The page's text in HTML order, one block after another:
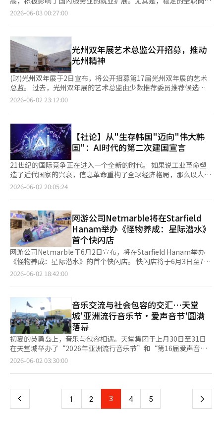
术、体育赞助等公众曝光度高的领域不同，保军的性质有所不同。
尽管如此，李重根董事长长期以来对保军领域的关注值得肯定。
持并不是某一天突然冒出的想法，而是长期以来保军哲学的一个侧
面。 保军与防务看似是不同的道路，但最终指向同一个目标。
《亚洲经济》对此深表认同。《亚洲经济》举办保军新春文艺比
赛，记录为国家奉献者的生活、牺牲及其精神，并将其以文学和记
录的形式保存下来。此外，通过防务论坛持续关注K-防务的未来和
国家安全的重要性。 保军新春文艺比赛是重温安全精神价值的活
动，而防务论坛则是讨论安全产业基础的场所。保军与防务看似是
努力。在这一点上，《亚洲经济》将李重根的行动视为不仅仅是企
业营销，而是我们社会共同思考的共同体价值的实践。 如今，韩
国正迈向世界第十大经济体和全球防务强国。然而，仅靠经济实力
和军事力量并不能完成国家的力量。只有在尊重和记住为国家奉献
者的文化得到支持时，共同体的力量才能得以持续。 企业通过利
益成长，但尊重源于价值。兵役名门家折扣可能是一个小制度，但
其背后30多年的实践和哲学绝非微不足道。 李重根向我们社会传
家奉献的人？※ 本报道经人工智能（AI）系统翻译与编辑。
·卡拉扬曾称赞这里为“优秀的大厅”。 这座建筑的设计师是已
故的严德文。他将世宗文化会馆定义为“首尔的客厅”，将传统韩
大剧院是内宅，而小型音乐厅和M剧院、S剧院则相当于外宅。 当
时朴正熙总统强烈要求将设计改为瓦屋顶，但严先生坚持认为可以
通过回廊和屋檐的曲线来保留传统，最终完成了现在的建筑。 以
舞台为基准，大剧院左侧墙面上装满了管风琴，这是这个空间最伟
大的遗产。它是专门从德国卡尔斯鲁厄定制的，安装和调音共耗时
13个月，涉及1400名德国技术人员，总共动用了4000人。管风琴
有8098根管子，6个键盘，高11米，宽7米，重达45吨，现值约为
6000万元。它的外形融合了古筝的形状和传统瓦屋檐的曲线，甚
无法察觉，但舞台背后隐藏着比可见区域更广阔的辅助空间。当我
走进工作人员汗水浸透的“舞台右侧”，正值音乐剧《贝多芬》彩
排准备，舞台后方仿佛一个巨大的有机体在运转。 直径17米的重
型旋转舞台，转动90度需27秒，转动180度需55秒。内部隐藏着主
角可以从地面上下升降的升降平台。天花板上悬挂着43根吊杆，地
下无尽延伸的11个化妆间，令人想象到为了创造华丽演出而在舞台
背后默默付出的无数人的辛勤时光。 走出大剧院，来到300个座位
时，平坦的地面舞台便形成。解说员分享了一个有趣的故事：“一
位观众靠在舒适的垫子上看演出，打了个盹，醒来时发现演员就在
眼前，惊吓不已。”这正是这个空间自由度的体现。 ◆ 城市中的
纪念空间‘感恩花园’与艺术旅游的未来 艺术之旅从剧院门口自
然延续到光化门广场。最近在光化门广场新开设的“感恩花园”是
最后的目的地。感恩花园是一个缅怀6·25战争参战国的城市纪念
空间。 与美国华盛顿D.C.的退伍军人纪念馆或英国国家纪念林不
史和对参战国的敬意。 花园地面上矗立着23个高6.25米的雕塑，
象征着朝鲜战争爆发日6月25日。数字23代表着当年为保卫这片土
地而流血的参战国（国军及22个参战国）的崇高奉献。特别是部分
雕塑使用了参战国直接捐赠的石材，增强了空间的象征性。 每天
晚上，在规定时间，23个象征物会向天空发射激光秀“感恩之光
23”。在夜空中闪烁的光束下漫步，令人感受到过去的牺牲与现在
的和平夜景之间的联系。 脚步自然向地下移动。地下设有沉浸式
媒体展览空间“自由厅”，通过媒体艺术深刻投射战争的痛苦记忆
与泪水，以及从废墟中崛起的韩国的辉煌成长，留下深刻的余韵。
了新的观赏组合。”她进一步强调：“当我们在国外旅行时看到太
极旗时感到亲切和感动，外国游客在这个先辈们流血保卫的自由之
的“停顿”的时间，是一种在看不见的内部生长的时间，是孕育生
命的时间。 美术馆方面表示：“这种‘孕育的生命性时间’与艺
道：“《停顿：孕育的暂停》不仅是宣布重新开馆的展览，更是艺
术中心Nabi在迈向下一章节之前，正在发酵的时间的表达。” 新
空间将整栋建筑作为美术馆运营，形成独立的环境。艺术中心
Nabi主导空间的色彩和运营，使得数字媒体不仅是技术媒介，而
是与空间、时间、身体共同呼吸的媒介。这将成为技术与自然、艺
术与城市环境交汇的未来文化平台，开启新的篇章。 另一方面，
艺术中心Nabi于2000年开馆，是韩国首个媒体艺术专业机构，过
去26年来一直探索艺术与技术的交汇点。自开馆项目以来，与白南
工程、设计、建筑等各领域专家的交流平台。2019年和2025年，
艺术中心Nabi成功举办国际电子艺术研讨会（ISEA），进一步提
升了国际地位。
增长趋势明显，超过了临时和日工岗位的增长。 数据显示，去年
自2012年以来，外国游客每年均超过1000万人，2019年更是达到
了1443万人。受新冠疫情影响，2021年游客人数骤降至80万人，
但去年已恢复至疫情前的水平。 外国游客的消费也在迅速增长。
根据信用卡消费数据，外国游客的消费从2019年的7.9万亿韩元增
加到2025年的17.4万亿韩元，增长了2.2倍。相比之下，同期国内
游客的消费从160.5万亿韩元增加到180.3万亿韩元，仅增长了约
12%。 外国游客的消费主要集中在购物和住宿行业。去年，外国
游客的实际消费约为14.9万亿韩元。其中，购物占比37.4%，住宿
疫情前相比，餐饮业（增加4.4个百分点）和运输业（增加2.1个百
分点）的占比有所扩大。尤其是在购物业，免税店和大型购物中心
的消费占比高，而在住宿业，酒店和休闲服务业中的赌场占比也很
高。这表明以大型渠道为主的消费结构十分明显。 外国游客消费
的增加也对国内就业市场产生了影响。韩国劳动研究院在其报告
《外国游客增加与服务业就业效果》中分析指出，外国游客的增加
促进了服务业的工资劳动者就业。虽然在外国游客增加后的前三个
月就业反应不明显，但约四个月后就业增长的效果逐渐显现。 具
相关行业的就业将额外增加6000名工资劳动者。其中，批发和零
售业增加3500名，住宿和餐饮业增加2100名，运输和仓储业增加
330名，艺术、体育和休闲业增加80名。 此外，由于外国游客的消
费主要集中在免税店、大型购物中心和赌场等大型企业，因此相对
稳定的全职岗位也呈现增长趋势。全职岗位在外国游客增加五个月
后显著增长，并在九个月时达到最高水平。相比之下，临时和日工
岗位并未显示出统计上的显著反应。 劳动研究院表示：“今年第
一季度，外国游客人数为391万人，旅游支出为4.2万亿韩元，分别
岗位增长。”
2026-06-03 00:27:00
光州双年展艺术总监公开招募，推动
光州精神
(财)光州双年展于2日宣布，将公开招募第17届光州双年展的艺术
总监。 过去，光州双年展的艺术总监由少数推荐委员推荐候选
人，最终选出一人。这种方式导致主要邀请海外知名人士担任艺术
于需要新变化的转折点，希望在保留光州精神和30年历史自豪感的
同时，建立更加民主和开放的艺术总监选拔体系，因此将原有的推
荐制转为公开招募。” 这一转变旨在强调展览的愿景、内容和策
划能力，而非个人声望。 招募对象为国内外展览策划专家，不限
国籍、性别和年龄。申请者可以单独申请，也可以以2人以上的共
同艺术总监形式申请。国内外专家之间的合作申请也被允许。 基
金会期待能够艺术性地体现民主、和平和人权的光州精神，提出新
的论述，并引领当代艺术的潮流。将完全开放申请，选拔第17届艺
双年展的艺术总监将于6月8日至8月3日公开招募。申请者需将申
请表、提案和作品集等必需材料提交至光州双年展的电子邮箱。有
关申请的详细信息和提交事项可在光州双年展官方网站上查看。
基金会计划在8月3日下午6时之前对所有申请材料进行审核，并于
2026年8月进行文件审查。9月将进行展览计划的演示和面试审
查，最终选出1名（或1个团队）艺术总监。最终结果预计将在10
月正式公布，但根据申请人数和审查进展情况，时间可能会有所调
整。 此外，第16届光州双年展“你必须改变你的生活”将于9月5
（AI）系统翻译与编辑。
2026-06-02 23:12:00
【社论】从"生存韩国"迈向"伟大韩
国"：AI时代的第二次建国宣言
21世纪的国际竞争正在进入一个全新的时代。 如果说工业革命塑
造了近代国家的兴衰，信息革命重构了全球经济格局，那么以人工
智能为核心的新一轮科技革命，则正在重新定义国家竞争力的内
词。从殖民统治到战争废墟，从资源匮乏到工业崛起，韩国凭借教
育、勤奋与产业化实现了举世瞩目的“汉江奇迹”。然而，在人工
智能时代，仅仅依靠追赶和模仿已经难以维持国家竞争优势。过去
韩国的成功是“生存的成功”，而未来韩国必须实现“引领的成
功”。 因此，韩国需要的不只是产业升级，而是一场面向未来的
国家重构。这既是技术革命的要求，也是国家发展的必然选择。从
这个意义上说，韩国正在迎来属于AI时代的“第二次建国”。 首
先，人口结构变化正倒逼国家转型。韩国是全球老龄化速度最快的
础。未来几十年，劳动力、税基、国防兵源以及社会保障体系都将
面临巨大压力。对于韩国而言，发展人工智能已经不再是追逐科技
潮流，而是维持国家可持续发展的现实需求。AI不仅能够提高生产
效率，更是应对人口危机的重要工具。 其次，传统产业优势正在
遭遇前所未有的挑战。过去数十年支撑韩国经济腾飞的制造业，正
面临来自全球的激烈竞争。中国在新能源、造船、钢铁、电动车等
多个领域迅速崛起；美国掌握着全球最先进的人工智能模型、资本
市场和科技平台；欧洲在工业自动化和技术标准方面占据优势；日
本依然在材料、装备和精密制造领域保持深厚实力。 在这样的国
发展。韩国必须推动制造业向智能化、高附加值方向转型，而人工
智能芯片、物理AI（Physical AI）和制造业AI转型（AX）正是实现
这一目标的重要路径。 在未来国家战略布局中，人工智能芯片应
2026-06-02 20:05:24
网游公司Netmarble将在Starfield
Hanam举办《怪物养成：星际潜水》
首个快闪店
网游公司Netmarble于6月2日宣布，将在Starfield Hanam举办
《怪物养成：星际潜水》的首个快闪店。 快闪店将于6月3日至7日
在Starfield Hanam一层中央艺术大厅运营。 访客可以参与多种体
将销售《怪物养成：星际潜水》的官方周边商品。此次快闪店首次
公开的“SD亚克力立体画”和“LD亚克力支架”，以及在G-
STAR和东京游戏展等国内外游戏活动中受到欢迎的“喵喵抱
枕”也将展出。 此外，现场还设有试玩区，访客可以通过便携式
游戏PC（UMPC）体验《怪物养成：星际潜水》的动作战斗。
《怪物养成：星际潜水》是2013年发布的《怪物养成》的续作，
采用虚幻引擎5，具有高质量的图形和故事演绎，特色是基于三人
小队的实时标签玩法。 Netmarble相关人士表示：“作为《怪物
养成：星际潜水》发布后首次推出的快闪店，我们准备了多种用户
共同创造美好回忆。” 关于快闪店和游戏的详细信息，可以在
《怪物养成：星际潜水》的官方网站和论坛上查看。 ※ 本报道经
2026-06-02 18:42:00
音乐交流与社会包容的交汇…天堂
城'亚洲流行音乐节·爱声音节'圆满
落幕
初夏的英勇岛上，音乐与包容相遇。天堂集团于上月30日至31日
在天堂城举办了“2026年亚洲流行音乐节”和“第16届爱声音
节”。此次活动吸引了来自亚洲七个国家的51个团队的艺术家和
共生的意义。 “亚洲流行音乐节”（以下简称“亚流节”）已进
北、雅加达等亚洲主要城市的潮流音乐，促进音乐交流。现场吸引
了40多位来自亚洲各国的全球代表，他们如同专业体育的选手猎
2026-06-02 03:30:00
上
页
1 2 3 4 5 下